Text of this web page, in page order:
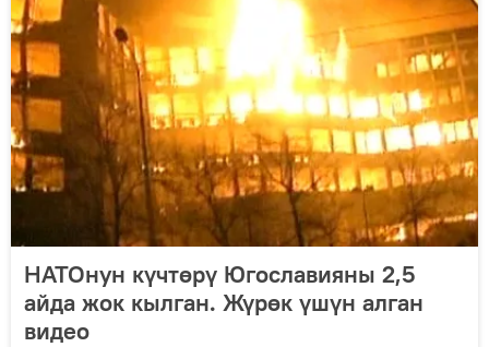
НАТОнун күчтөрү Югославияны 2,5
айда жок кылган. Жүрөк үшүн алган
видео